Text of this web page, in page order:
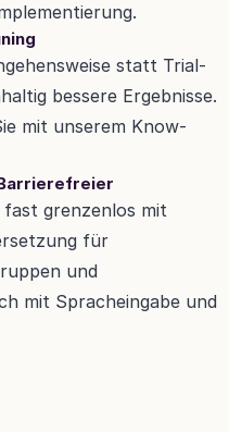
statt Trial-
bessere Ergebnisse.
mit unserem Know-
fast grenzenlos mit
für
und
mit Spracheingabe und